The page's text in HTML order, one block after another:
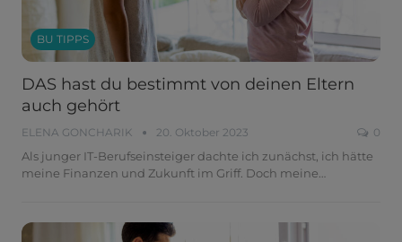
BU TIPPS
DAS hast du bestimmt von deinen Eltern
auch gehört
ELENA GONCHARIK 20. Oktober 2023 0
Als junger IT-Berufseinsteiger dachte ich zunächst, ich hätte
meine Finanzen und Zukunft im Griff. Doch meine